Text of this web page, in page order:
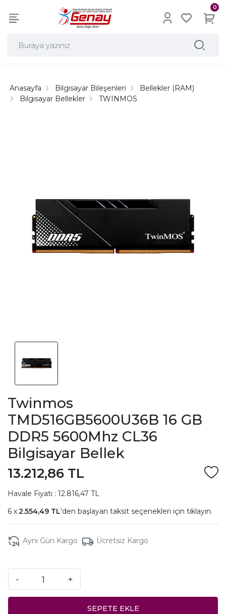
0
Anasayfa Bilgisayar Bileşenleri
Bellekler (RAM)
Bilgisayar Bellekler
TWINMOS
Twinmos
TMD516GB5600U36B 16 GB
DDR5 5600Mhz CL36
Bilgisayar Bellek
13.212,86 TL
Havale Fiyatı : 12.816,47 TL
2.554,49 TL'den başlayan taksit seçenekleri için tıklayın.
Aynı Gün Kargo Ücretsiz Kargo
- +
SEPETE EKLE